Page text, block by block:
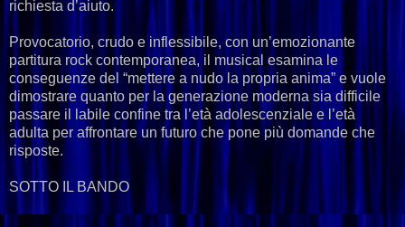
richiesta d’aiuto.
Provocatorio, crudo e inflessibile, con un’emozionante
partitura rock contemporanea, il musical esamina le
conseguenze del “mettere a nudo la propria anima” e vuole
dimostrare quanto per la generazione moderna sia difficile
passare il labile confine tra l’età adolescenziale e l’età
adulta per affrontare un futuro che pone più domande che
risposte.
SOTTO IL BANDO